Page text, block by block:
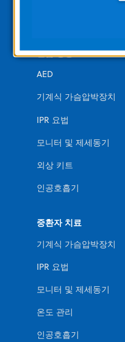
긴급 상황
AED
기계식 가슴압박장치
IPR 요법
모니터 및 제세동기
외상 키트
인공호흡기
중환자 치료
기계식 가슴압박장치
IPR 요법
모니터 및 제세동기
온도 관리
인공호흡기